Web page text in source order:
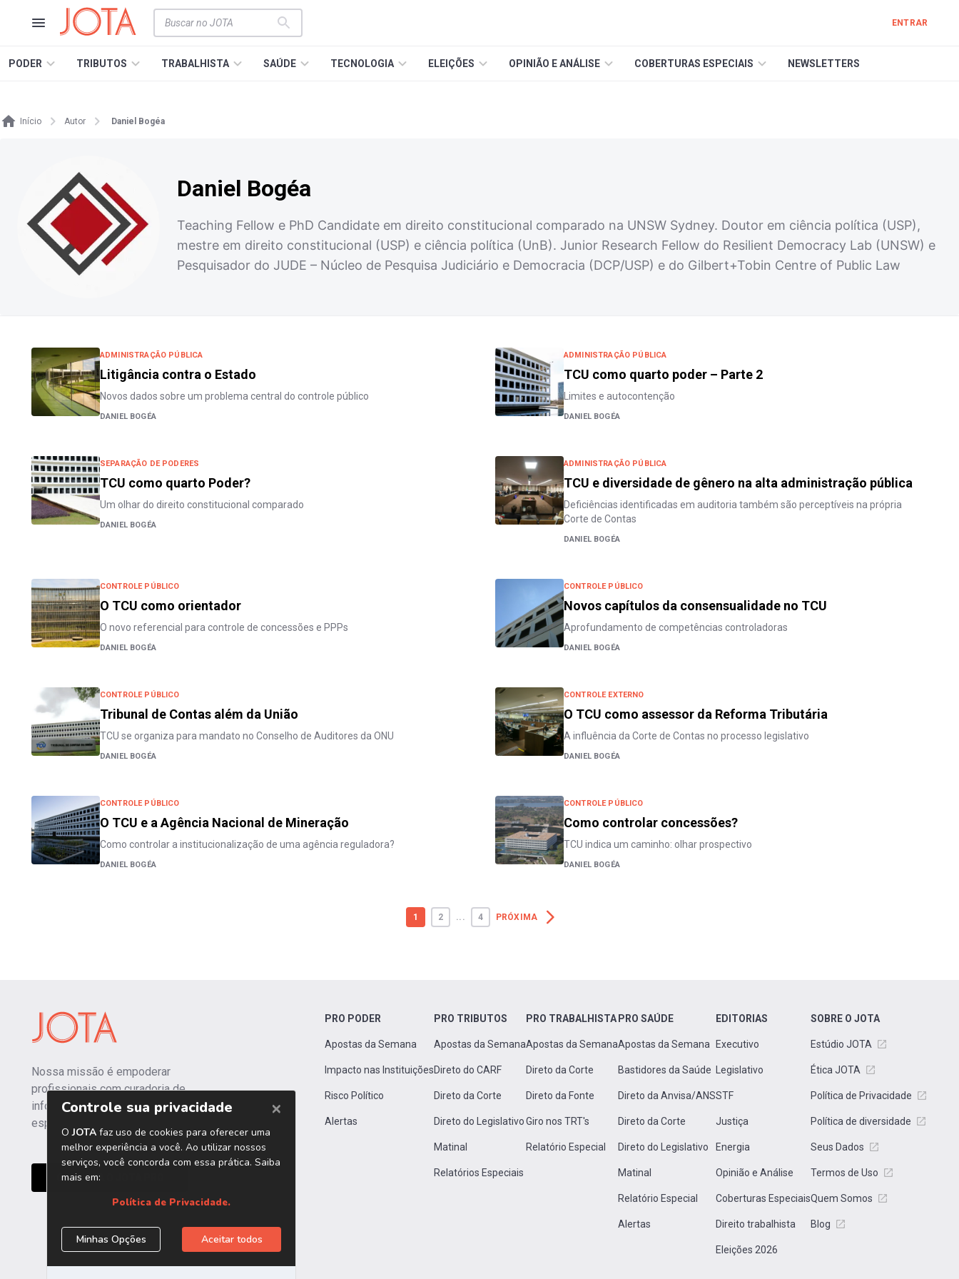
ENTRAR
PODER TRIBUTOS TRABALHISTA SAÚDE TECNOLOGIA ELEIÇÕES OPINIÃO E ANÁLISE COBERTURAS ESPECIAIS NEWSLETTERS
Início Autor Daniel Bogéa
Daniel Bogéa
Teaching Fellow e PhD Candidate em direito constitucional comparado na UNSW Sydney. Doutor em ciência política (USP),
mestre em direito constitucional (USP) e ciência política (UnB). Junior Research Fellow do Resilient Democracy Lab (UNSW) e
Pesquisador do JUDE – Núcleo de Pesquisa Judiciário e Democracia (DCP/USP) e do Gilbert+Tobin Centre of Public Law
ADMINISTRAÇÃO PÚBLICA
Litigância contra o Estado
Novos dados sobre um problema central do controle público
DANIEL BOGÉA
ADMINISTRAÇÃO PÚBLICA
TCU como quarto poder – Parte 2
Limites e autocontenção
DANIEL BOGÉA
SEPARAÇÃO DE PODERES
TCU como quarto Poder?
Um olhar do direito constitucional comparado
DANIEL BOGÉA
ADMINISTRAÇÃO PÚBLICA
TCU e diversidade de gênero na alta administração pública
Deficiências identificadas em auditoria também são perceptíveis na própria
Corte de Contas
DANIEL BOGÉA
CONTROLE PÚBLICO
O TCU como orientador
O novo referencial para controle de concessões e PPPs
DANIEL BOGÉA
CONTROLE PÚBLICO
Novos capítulos da consensualidade no TCU
Aprofundamento de competências controladoras
DANIEL BOGÉA
CONTROLE PÚBLICO
Tribunal de Contas além da União
TCU se organiza para mandato no Conselho de Auditores da ONU
DANIEL BOGÉA
CONTROLE EXTERNO
O TCU como assessor da Reforma Tributária
A influência da Corte de Contas no processo legislativo
DANIEL BOGÉA
CONTROLE PÚBLICO
O TCU e a Agência Nacional de Mineração
Como controlar a institucionalização de uma agência reguladora?
DANIEL BOGÉA
CONTROLE PÚBLICO
Como controlar concessões?
TCU indica um caminho: olhar prospectivo
DANIEL BOGÉA
1 2 ... 4 PRÓXIMA
Nossa missão é empoderar
profissionais com curadoria de
informações independentes e
especializadas.
CONHEÇA O JOTA PRO
PRO PODER
Apostas da Semana
Impacto nas Instituições
Risco Político
Alertas
PRO TRIBUTOS
Apostas da Semana
Direto do CARF
Direto da Corte
Direto do Legislativo
Matinal
Relatórios Especiais
PRO TRABALHISTA
Apostas da Semana
Direto da Corte
Direto da Fonte
Giro nos TRT's
Relatório Especial
PRO SAÚDE
Apostas da Semana
Bastidores da Saúde
Direto da Anvisa/ANS
Direto da Corte
Direto do Legislativo
Matinal
Relatório Especial
Alertas
EDITORIAS
Executivo
Legislativo
STF
Justiça
Energia
Opinião e Análise
Coberturas Especiais
Direito trabalhista
Eleições 2026
SOBRE O JOTA
Estúdio JOTA
Ética JOTA
Política de Privacidade
Política de diversidade
Seus Dados
Termos de Uso
Quem Somos
Blog